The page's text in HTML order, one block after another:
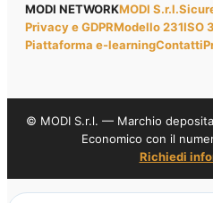
MODI NETWORKMODI S.r.l.
Privacy e GDPRModello 231ISO
Piattaforma e-learningContatti
© MODI S.r.l. — Marchio
Economico con il
Richiedi